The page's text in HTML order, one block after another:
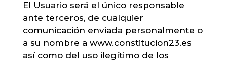
El Usuario será el único responsable
ante terceros, de cualquier
comunicación enviada personalmente o
a su nombre a www.constitucion23.es
así como del uso ilegítimo de los